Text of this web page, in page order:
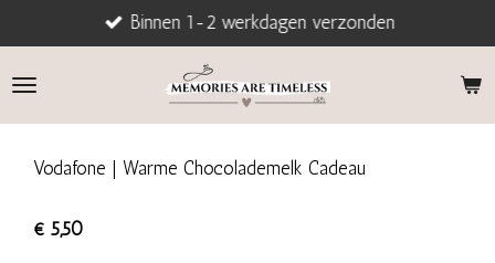
direct
naar
Binnen 1-2 werkdagen verzonden
Vodafone | Warme Chocolademelk Cadeau
€ 5,50